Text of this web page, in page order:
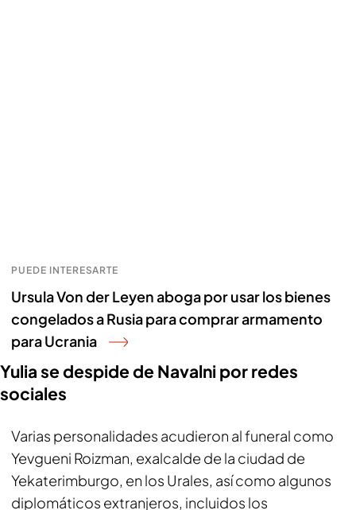
PUEDE INTERESARTE
Ursula Von der Leyen aboga por usar los bienes
congelados a Rusia para comprar armamento
para Ucrania
Yulia se despide de Navalni por redes
sociales
Varias personalidades acudieron al funeral como
Yevgueni Roizman, exalcalde de la ciudad de
Yekaterimburgo, en los Urales, así como algunos
diplomáticos extranjeros, incluidos los